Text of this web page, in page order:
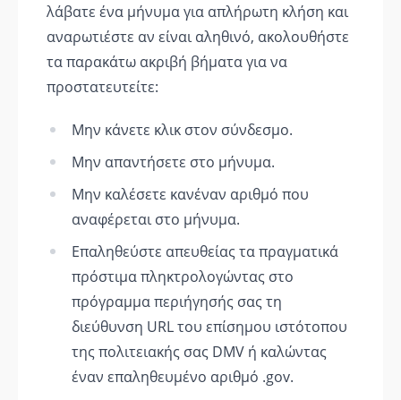
λάβατε ένα μήνυμα για απλήρωτη κλήση και
αναρωτιέστε αν είναι αληθινό, ακολουθήστε
τα παρακάτω ακριβή βήματα για να
προστατευτείτε:
Μην κάνετε κλικ στον σύνδεσμο.
Μην απαντήσετε στο μήνυμα.
Μην καλέσετε κανέναν αριθμό που
αναφέρεται στο μήνυμα.
Επαληθεύστε απευθείας τα πραγματικά
πρόστιμα πληκτρολογώντας στο
πρόγραμμα περιήγησής σας τη
διεύθυνση URL του επίσημου ιστότοπου
της πολιτειακής σας DMV ή καλώντας
έναν επαληθευμένο αριθμό .gov.